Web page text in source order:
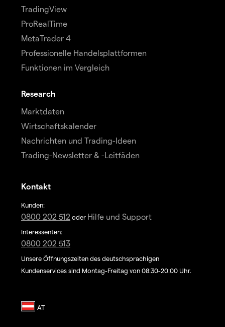
TradingView
ProRealTime
MetaTrader 4
Professionelle Handelsplattformen
Funktionen im Vergleich
Research
Marktdaten
Wirtschaftskalender
Nachrichten und Trading-Ideen
Trading-Newsletter & -Leitfäden
Kontakt
Kunden:
0800 202 512 oder Hilfe und Support
Interessenten:
0800 202 513
Unsere Öffnungszeiten des deutschsprachigen
Kundenservices sind Montag-Freitag von 08:30-20:00 Uhr.